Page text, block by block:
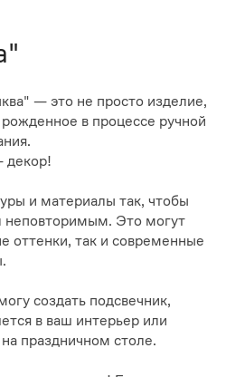
— это не просто изделие,
в процессе ручной
декор!
и материалы так, чтобы
неповторимым. Это могут
оттенки, так и современные
создать подсвечник,
в ваш интерьер или
праздничном столе.